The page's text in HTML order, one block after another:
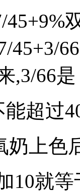
45+9%
45+3/
,3/66
超过
奶上色
10就